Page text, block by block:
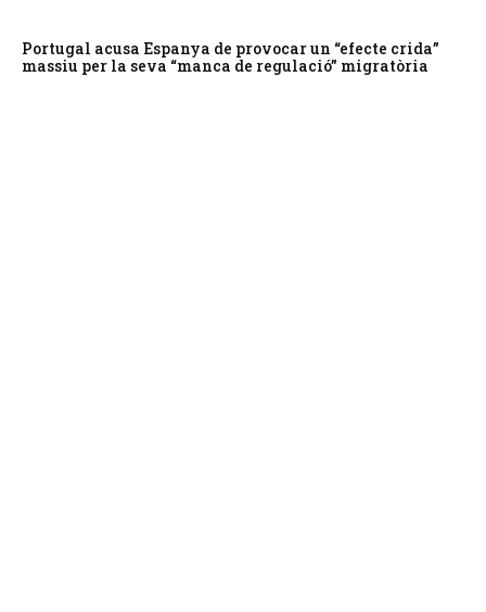
Portugal acusa Espanya de provocar un “efecte crida”
massiu per la seva “manca de regulació” migratòria